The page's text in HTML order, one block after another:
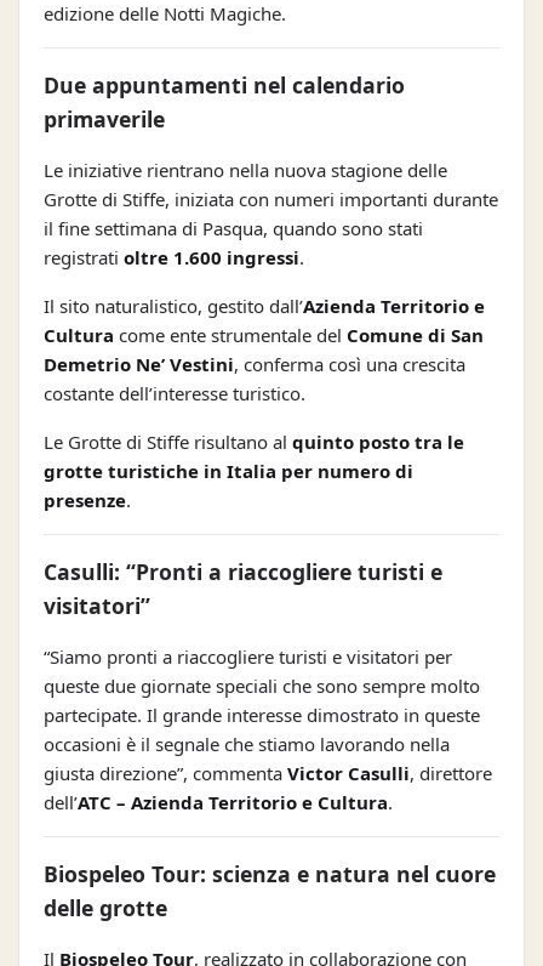
edizione delle Notti Magiche.
Due appuntamenti nel calendario
primaverile
Le iniziative rientrano nella nuova stagione delle
Grotte di Stiffe, iniziata con numeri importanti durante
il fine settimana di Pasqua, quando sono stati
registrati oltre 1.600 ingressi.
Il sito naturalistico, gestito dall’Azienda Territorio e
Cultura come ente strumentale del Comune di San
Demetrio Ne’ Vestini, conferma così una crescita
costante dell’interesse turistico.
Le Grotte di Stiffe risultano al quinto posto tra le
grotte turistiche in Italia per numero di
presenze.
Casulli: “Pronti a riaccogliere turisti e
visitatori”
“Siamo pronti a riaccogliere turisti e visitatori per
queste due giornate speciali che sono sempre molto
partecipate. Il grande interesse dimostrato in queste
occasioni è il segnale che stiamo lavorando nella
giusta direzione”, commenta Victor Casulli, direttore
dell’ATC – Azienda Territorio e Cultura.
Biospeleo Tour: scienza e natura nel cuore
delle grotte
Il Biospeleo Tour, realizzato in collaborazione con